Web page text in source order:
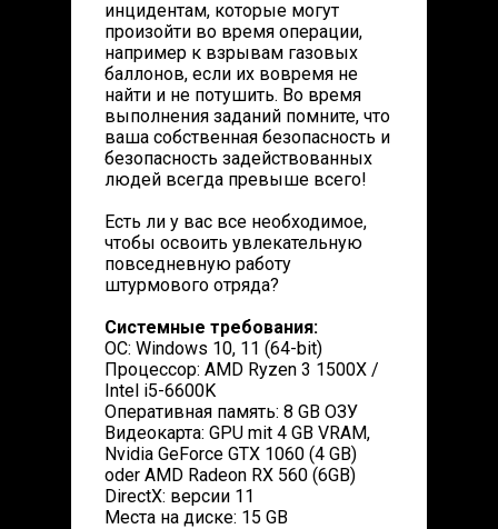
инцидентам, которые могут
произойти во время операции,
например к взрывам газовых
баллонов, если их вовремя не
найти и не потушить. Во время
выполнения заданий помните, что
ваша собственная безопасность и
безопасность задействованных
людей всегда превыше всего!
Есть ли у вас все необходимое,
чтобы освоить увлекательную
повседневную работу
штурмового отряда?
Системные требования:
ОС: Windows 10, 11 (64-bit)
Процессор: AMD Ryzen 3 1500X /
Intel i5-6600K
Оперативная память: 8 GB ОЗУ
Видеокарта: GPU mit 4 GB VRAM,
Nvidia GeForce GTX 1060 (4 GB)
oder AMD Radeon RX 560 (6GB)
DirectX: версии 11
Места на диске: 15 GB